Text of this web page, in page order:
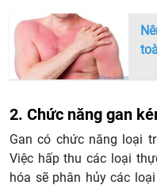
2. Chức năng gan
Gan có chức năng loại
Việc hấp thu các loại
hóa sẽ phân hủy các